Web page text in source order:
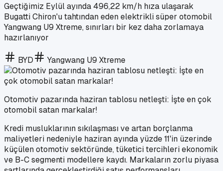
Geçtiğimiz Eylül ayında 496,22 km/h hıza ulaşarak
Bugatti Chiron'u tahtından eden elektrikli süper otomobil
Yangwang U9 Xtreme, sınırları bir kez daha zorlamaya
hazırlanıyor
BYD Yangwang U9 Xtreme
Otomotiv pazarında haziran tablosu netleşti: İşte en çok
otomobil satan markalar!
Kredi musluklarının sıkılaşması ve artan borçlanma
maliyetleri nedeniyle haziran ayında yüzde 11'in üzerinde
küçülen otomotiv sektöründe, tüketici tercihleri ekonomik
ve B-C segmenti modellere kaydı. Markaların zorlu piyasa